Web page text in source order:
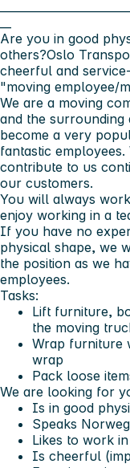
Are you in good
others?Oslo
cheerful and
"moving employee/
We are a moving
and the surrounding
become a very
fantastic
contribute to us
our customers.
You will always
enjoy working in a
If you have no
physical shape, we
the position as we
employees.
Tasks:
Lift furniture,
the moving
Wrap furniture
wrap
Pack loose
We are looking for
Is in good
Speaks
Likes to work
Is cheerful